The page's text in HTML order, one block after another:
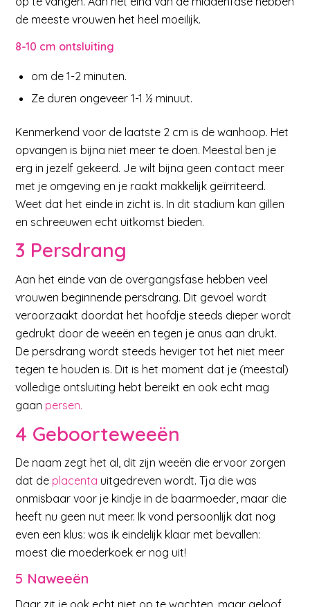
de meeste vrouwen het heel moeilijk.
8-10 cm ontsluiting
om de 1-2 minuten.
Ze duren ongeveer 1-1 ½ minuut.
Kenmerkend voor de laatste 2 cm is de wanhoop. Het
opvangen is bijna niet meer te doen. Meestal ben je
erg in jezelf gekeerd. Je wilt bijna geen contact meer
met je omgeving en je raakt makkelijk geïrriteerd.
Weet dat het einde in zicht is. In dit stadium kan gillen
en schreeuwen echt uitkomst bieden.
3 Persdrang
Aan het einde van de overgangsfase hebben veel
vrouwen beginnende persdrang. Dit gevoel wordt
veroorzaakt doordat het hoofdje steeds dieper wordt
gedrukt door de weeën en tegen je anus aan drukt.
De persdrang wordt steeds heviger tot het niet meer
tegen te houden is. Dit is het moment dat je (meestal)
volledige ontsluiting hebt bereikt en ook echt mag
gaan persen.
4 Geboorteweeën
De naam zegt het al, dit zijn weeën die ervoor zorgen
dat de placenta uitgedreven wordt. Tja die was
onmisbaar voor je kindje in de baarmoeder, maar die
heeft nu geen nut meer. Ik vond persoonlijk dat nog
even een klus: was ik eindelijk klaar met bevallen:
moest die moederkoek er nog uit!
5 Naweeën